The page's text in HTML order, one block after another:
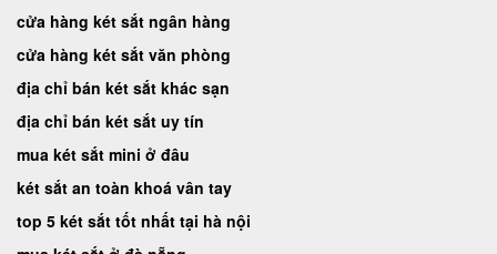
cửa hàng két sắt ngân hàng
cửa hàng két sắt văn phòng
địa chỉ bán két sắt khác sạn
địa chỉ bán két sắt uy tín
mua két sắt mini ở đâu
két sắt an toàn khoá vân tay
top 5 két sắt tốt nhất tại hà nội